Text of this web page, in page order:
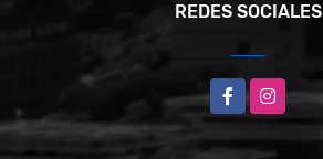
REDES SOCIALES
FacebookInstagram